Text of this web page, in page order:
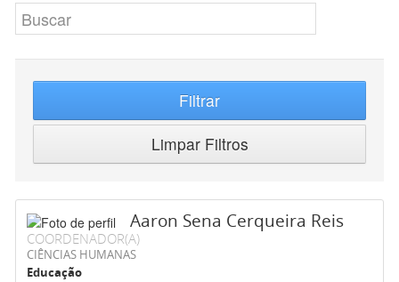
Filtrar
Limpar Filtros
Aaron Sena Cerqueira Reis
COORDENADOR(A)
CIÊNCIAS HUMANAS
Educação